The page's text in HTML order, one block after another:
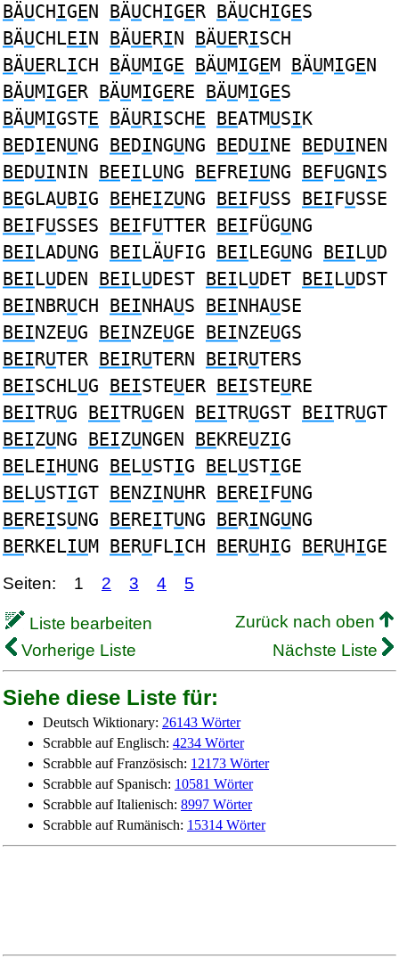
BÄUCHIGEN BÄUCHIGER BÄUCHIGES
BÄUCHLEIN BÄUERIN BÄUERISCH
BÄUERLICH BÄUMIGE BÄUMIGEM BÄUMIGEN
BÄUMIGER BÄUMIGERE BÄUMIGES
BÄUMIGSTE BÄURISCHE BEATMUSIK
BEDIENUNG BEDINGUNG BEDUINE BEDUINEN
BEDUININ BEEILUNG BEFREIUNG BEFUGNIS
BEGLAUBIG BEHEIZUNG BEIFUSS BEIFUSSE
BEIFUSSES BEIFUTTER BEIFÜGUNG
BEILADUNG BEILÄUFIG BEILEGUNG BEILUD
BEILUDEN BEILUDEST BEILUDET BEILUDST
BEINBRUCH BEINHAUS BEINHAUSE
BEINZEUG BEINZEUGE BEINZEUGS
BEIRUTER BEIRUTERN BEIRUTERS
BEISCHLUG BEISTEUER BEISTEURE
BEITRUG BEITRUGEN BEITRUGST BEITRUGT
BEIZUNG BEIZUNGEN BEKREUZIG
BELEIHUNG BELUSTIG BELUSTIGE
BELUSTIGT BENZINUHR BEREIFUNG
BEREISUNG BEREITUNG BERINGUNG
BERKELIUM BERUFLICH BERUHIG BERUHIGE
Seiten: 1 2 3 4 5
Liste bearbeiten
Zurück nach oben
Vorherige Liste
Nächste Liste
Siehe diese Liste für:
Deutsch Wiktionary: 26143 Wörter
Scrabble auf Englisch: 4234 Wörter
Scrabble auf Französisch: 12173 Wörter
Scrabble auf Spanisch: 10581 Wörter
Scrabble auf Italienisch: 8997 Wörter
Scrabble auf Rumänisch: 15314 Wörter